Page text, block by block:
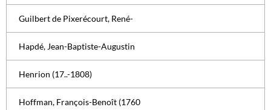
Guilbert de Pixerécourt, René-
Hapdé, Jean-Baptiste-Augustin
Henrion (17..-1808)
Hoffman, François-Benoît (1760